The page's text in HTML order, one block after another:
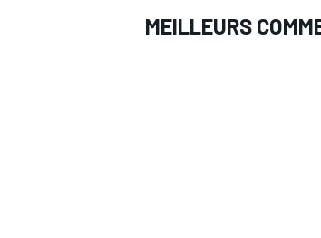
MEILLEURS